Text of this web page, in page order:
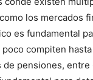
los mercados
es fundamental
compiten
de pensiones, entre